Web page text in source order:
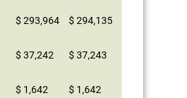
$ 293,964 $ 294,135
$ 37,242 $ 37,243
$ 1,642 $ 1,642